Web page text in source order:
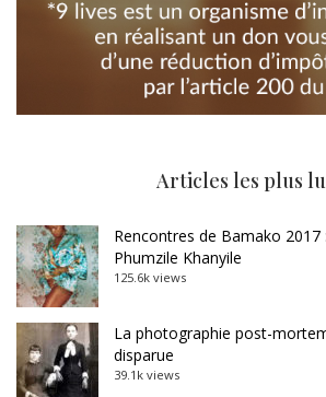
Articles les plus
Rencontres de Bamako 2017
Phumzile Khanyile
125.6k views
La photographie post-
disparue
39.1k views